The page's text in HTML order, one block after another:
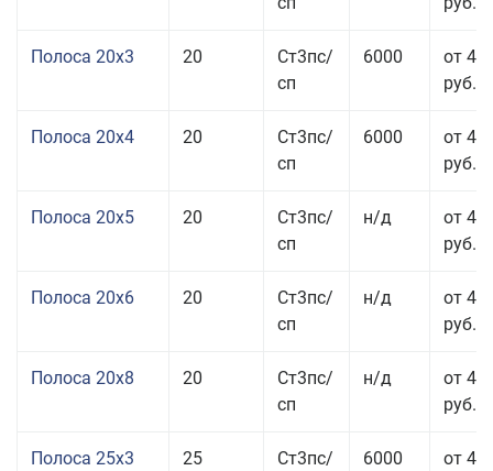
Полоса 20x3 20
Ст3пс/
сп
6000
от 45
руб.
Полоса 20x4 20
Ст3пс/
сп
6000
от 44
руб.
Полоса 20x5 20
Ст3пс/
сп
н/д
от 42
руб.
Полоса 20x6 20
Ст3пс/
сп
н/д
от 46
руб.
Полоса 20x8 20
Ст3пс/
сп
н/д
от 45
руб.
Полоса 25x3 25
Ст3пс/
6000
от 46